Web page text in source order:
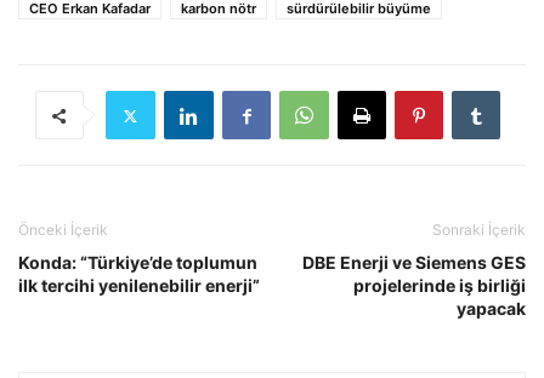
CEO Erkan Kafadar
karbon nötr sürdürülebilir büyüme
Önceki İçerik
Konda: “Türkiye’de toplumun
ilk tercihi yenilenebilir enerji”
Sonraki İçerik
DBE Enerji ve Siemens GES
projelerinde iş birliği
yapacak